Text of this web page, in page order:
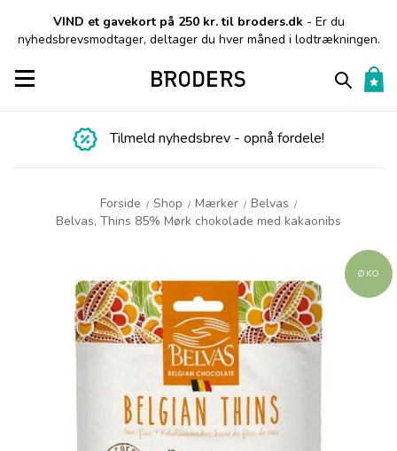
VIND et gavekort på 250 kr. til broders.dk - Er du
nyhedsbrevsmodtager, deltager du hver måned i lodtrækningen.
Toggle navigation
Tilmeld nyhedsbrev - opnå fordele!
Forside / Shop / Mærker / Belvas /
Belvas, Thins 85% Mørk chokolade med kakaonibs
ØKO